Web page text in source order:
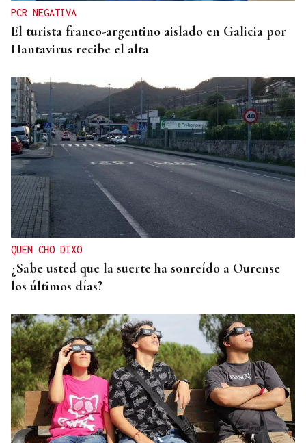
PCR NEGATIVA
El turista franco-argentino aislado en Galicia por
Hantavirus recibe el alta
QUEN CHO DIXO
¿Sabe usted que la suerte ha sonreído a Ourense
los últimos días?